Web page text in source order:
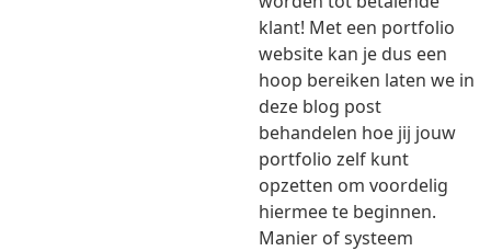
klant! Met een portfolio
website kan je dus een
hoop bereiken laten we in
deze blog post
behandelen hoe jij jouw
portfolio zelf kunt
opzetten om voordelig
hiermee te beginnen.
Manier of systeem